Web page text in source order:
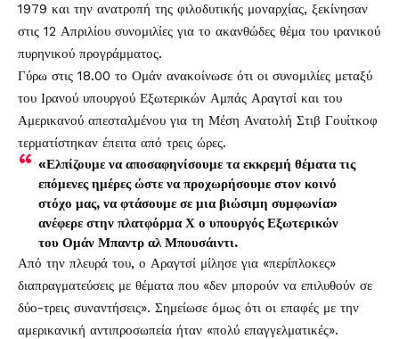
1979 και την ανατροπή της φιλοδυτικής μοναρχίας, ξεκίνησαν
στις 12 Απριλίου συνομιλίες για το ακανθώδες θέμα του ιρανικού
πυρηνικού προγράμματος.
Γύρω στις 18.00 το Ομάν ανακοίνωσε ότι οι συνομιλίες μεταξύ
του Ιρανού υπουργού Εξωτερικών Αμπάς Αραγτσί και του
Αμερικανού απεσταλμένου για τη Μέση Ανατολή Στιβ Γουίτκοφ
τερματίστηκαν έπειτα από τρεις ώρες.
«Ελπίζουμε να αποσαφηνίσουμε τα εκκρεμή θέματα τις
επόμενες ημέρες ώστε να προχωρήσουμε στον κοινό
στόχο μας, να φτάσουμε σε μια βιώσιμη συμφωνία»
ανέφερε στην πλατφόρμα Χ ο υπουργός Εξωτερικών
του Ομάν Μπαντρ αλ Μπουσάιντι.
Από την πλευρά του, ο Αραγτσί μίλησε για «περίπλοκες»
διαπραγματεύσεις με θέματα που «δεν μπορούν να επιλυθούν σε
δύο-τρεις συναντήσεις». Σημείωσε όμως ότι οι επαφές με την
αμερικανική αντιπροσωπεία ήταν «πολύ επαγγελματικές».